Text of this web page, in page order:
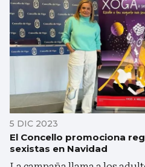
5 DIC 2023
El Concello promociona
sexistas en Navidad